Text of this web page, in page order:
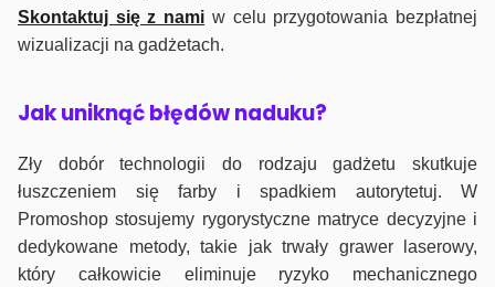
Skontaktuj się z nami w celu przygotowania bezpłatnej
wizualizacji na gadżetach.
Jak uniknąć błędów naduku?
Zły dobór technologii do rodzaju gadżetu skutkuje
łuszczeniem się farby i spadkiem autorytetuj. W
Promoshop stosujemy rygorystyczne matryce decyzyjne i
dedykowane metody, takie jak trwały grawer laserowy,
który całkowicie eliminuje ryzyko mechanicznego